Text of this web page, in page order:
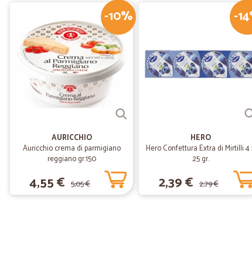
-10%
AURICCHIO
Auricchio crema di parmigiano
reggiano gr.150
4,55 € 5,05 €
-
HERO
Hero Confettura Extra di Mirtilli 4
25 gr.
2,39 € 2,79 €